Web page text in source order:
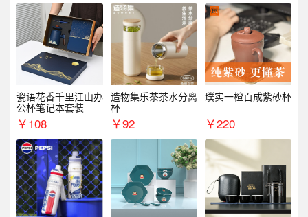
瓷语花香千里江山办
公杯笔记本套装
￥108
造物集乐茶茶水分离
杯
￥92
璞实一橙百成紫砂杯
￥220